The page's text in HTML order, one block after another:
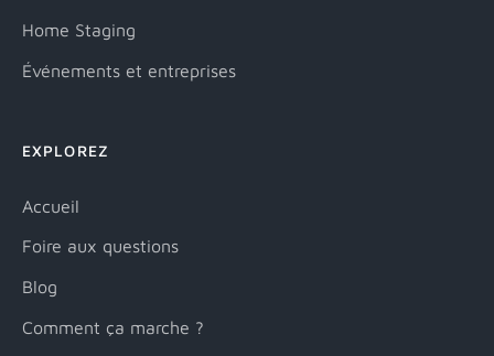
Home Staging
Événements et entreprises
EXPLOREZ
Accueil
Foire aux questions
Blog
Comment ça marche ?